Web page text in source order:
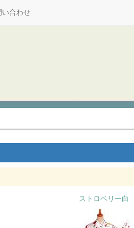
い合わせ
ストロベリー白